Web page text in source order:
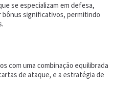
se especializam em defesa,
bônus significativos, permitindo
com uma combinação equilibrada
de ataque, e a estratégia de